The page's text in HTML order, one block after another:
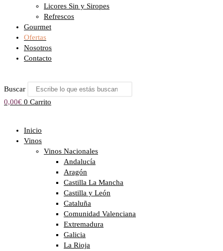
Licores Sin y Siropes
Refrescos
Gourmet
Ofertas
Nosotros
Contacto
Buscar
0,00€ 0 Carrito
Inicio
Vinos
Vinos Nacionales
Andalucía
Aragón
Castilla La Mancha
Castilla y León
Cataluña
Comunidad Valenciana
Extremadura
Galicia
La Rioja